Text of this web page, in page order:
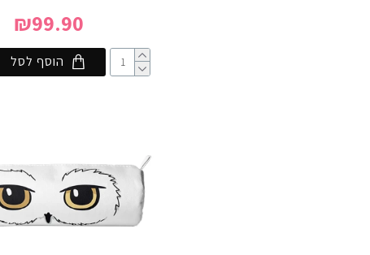
₪99.90
הוסף לסל